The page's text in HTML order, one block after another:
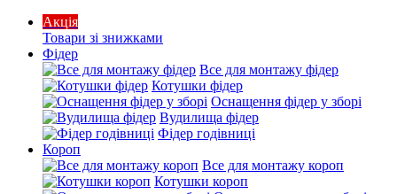
Акція
Товари зі знижками
Фідер
Все для монтажу фідер
Котушки фідер
Оснащення фідер у зборі
Вудилища фідер
Фідер годівниці
Короп
Все для монтажу короп
Котушки короп